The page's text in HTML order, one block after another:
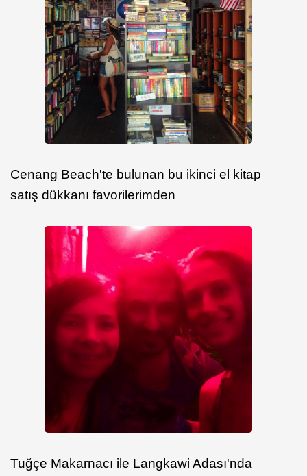
Cenang Beach'te bulunan bu ikinci el kitap
satış dükkanı favorilerimden
Tuğçe Makarnacı ile Langkawi Adası'nda